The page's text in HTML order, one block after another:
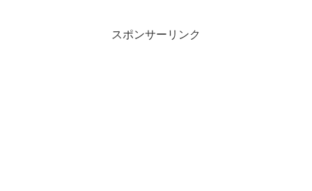
スポンサーリンク